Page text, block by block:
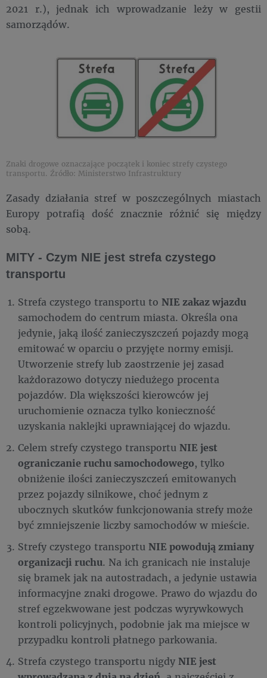
2021 r.), jednak ich wprowadzanie leży w gestii
samorządów.
Znaki drogowe oznaczające początek i koniec strefy czystego
transportu. Źródło: Ministerstwo Infrastruktury
Zasady działania stref w poszczególnych miastach
Europy potrafią dość znacznie różnić się między
sobą.
MITY - Czym NIE jest strefa czystego
transportu
Strefa czystego transportu to NIE zakaz wjazdu
samochodem do centrum miasta. Określa ona
jedynie, jaką ilość zanieczyszczeń pojazdy mogą
emitować w oparciu o przyjęte normy emisji.
Utworzenie strefy lub zaostrzenie jej zasad
każdorazowo dotyczy niedużego procenta
pojazdów. Dla większości kierowców jej
uruchomienie oznacza tylko konieczność
uzyskania naklejki uprawniającej do wjazdu.
Celem strefy czystego transportu NIE jest
ograniczanie ruchu samochodowego, tylko
obniżenie ilości zanieczyszczeń emitowanych
przez pojazdy silnikowe, choć jednym z
ubocznych skutków funkcjonowania strefy może
być zmniejszenie liczby samochodów w mieście.
Strefy czystego transportu NIE powodują zmiany
organizacji ruchu. Na ich granicach nie instaluje
się bramek jak na autostradach, a jedynie ustawia
informacyjne znaki drogowe. Prawo do wjazdu do
stref egzekwowane jest podczas wyrywkowych
kontroli policyjnych, podobnie jak ma miejsce w
przypadku kontroli płatnego parkowania.
Strefa czystego transportu nigdy NIE jest